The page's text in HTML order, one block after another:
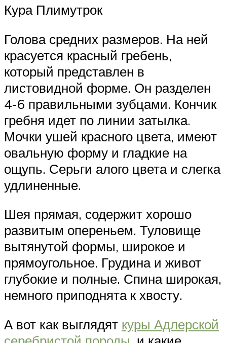
Кура Плимутрок
Голова средних размеров. На ней
красуется красный гребень,
который представлен в
листовидной форме. Он разделен
4-6 правильными зубцами. Кончик
гребня идет по линии затылка.
Мочки ушей красного цвета, имеют
овальную форму и гладкие на
ощупь. Серьги алого цвета и слегка
удлиненные.
Шея прямая, содержит хорошо
развитым опереньем. Туловище
вытянутой формы, широкое и
прямоугольное. Грудина и живот
глубокие и полные. Спина широкая,
немного приподнята к хвосту.
А вот как выглядят куры Адлерской